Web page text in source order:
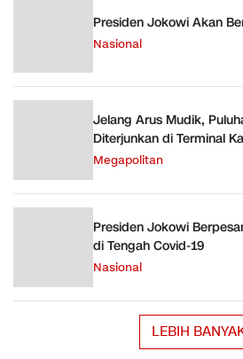
Presiden Jokowi Akan
Nasional
Jelang Arus Mudik,
Diterjunkan di Terminal
Megapolitan
Presiden Jokowi
di Tengah Covid-19
Nasional
LEBIH